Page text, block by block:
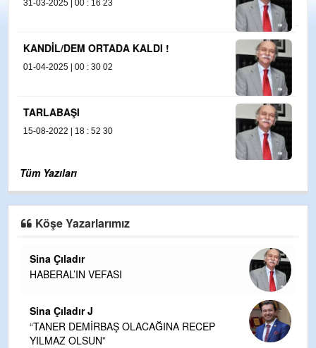
AB CHP’ye NİÇİN SOĞUK ?
Tüm Yazıları
Köşe Yazarlarımız
Sina Çıladır
HABERAL’IN VEFASI
Sina Çıladır J
“TANER DEMİRBAŞ OLACAĞINA RECEP
YILMAZ OLSUN”